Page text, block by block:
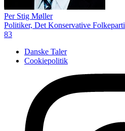
Per Stig Møller
Politiker, Det Konservative Folkeparti
83
Danske Taler
Cookiepolitik